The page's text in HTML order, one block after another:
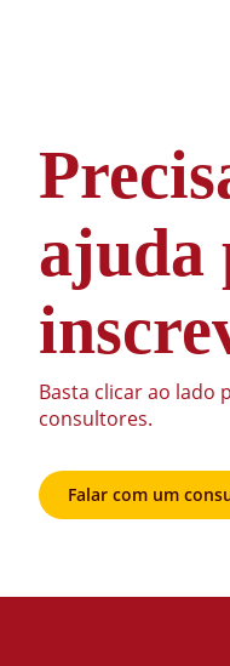
ajuda
Basta clicar ao lado
consultores.
Falar com um